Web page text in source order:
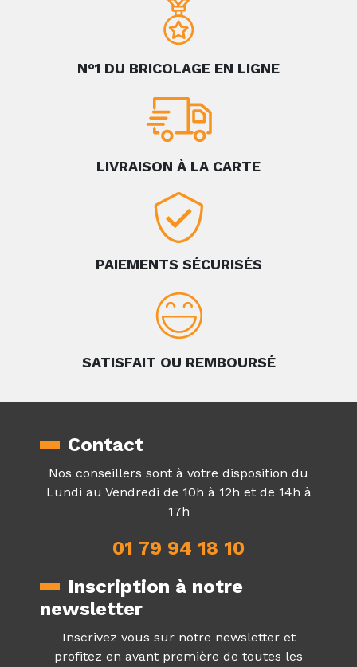
N°1 DU BRICOLAGE EN LIGNE
LIVRAISON À LA CARTE
PAIEMENTS SÉCURISÉS
SATISFAIT OU REMBOURSÉ
Contact
Nos conseillers sont à votre disposition du
Lundi au Vendredi de 10h à 12h et de 14h à
17h
01 79 94 18 10
Inscription à notre
newsletter
Inscrivez vous sur notre newsletter et
profitez en avant première de toutes les